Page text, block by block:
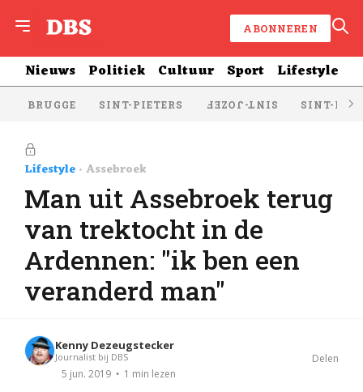
ABONNEREN
Nieuws Politiek Cultuur Sport Lifestyle
BRUGGE SINT-PIETERS SINT-JOZEF SINT-
Lifestyle Assebroek
Man uit Assebroek terug
van trektocht in de
Ardennen: "ik ben een
veranderd man"
Kenny Dezeugstecker
Journalist bij DBS
5 jun. 2019 1 min lezen
Delen